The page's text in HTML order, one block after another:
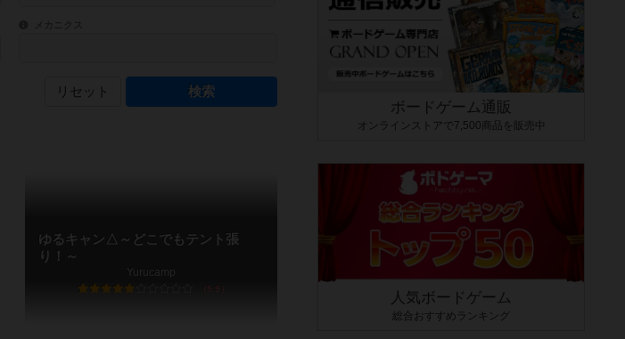
とができます。直感的にゲームシステムを理解できるよう、中世ファンタジー・クッキング・海賊同士の対決など、ゲームコンセプトを絞
ゲーム性を構成するコアシステムです。主にボードゲームに慣れている方向けの絞込機能です。例えば「ダイスロール」はランダ
リセット
ゆるキャン△～どこでもテント張
り！～
Yurucamp
5.9
ボードゲーム通販
オンラインストアで7,500商品を販売中
人気ボードゲーム
総合おすすめランキング